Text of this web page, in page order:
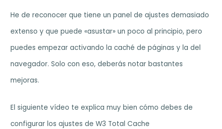
He de reconocer que tiene un panel de ajustes demasiado
extenso y que puede «asustar» un poco al principio, pero
puedes empezar activando la caché de páginas y la del
navegador. Solo con eso, deberás notar bastantes
mejoras.
El siguiente vídeo te explica muy bien cómo debes de
configurar los ajustes de W3 Total Cache